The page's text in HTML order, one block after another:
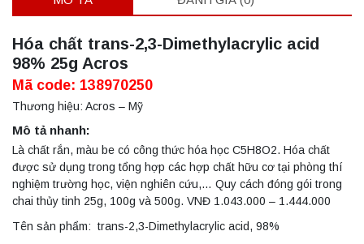
Hóa chất trans-2,3-Dimethylacrylic acid
98% 25g Acros
Mã code: 138970250
Thương hiệu: Acros – Mỹ
Mô tả nhanh:
Là chất rắn, màu be có công thức hóa học C5H8O2. Hóa chất
được sử dụng trong tổng hợp các hợp chất hữu cơ tại phòng thí
nghiệm trường học, viện nghiên cứu,… Quy cách đóng gói trong
chai thủy tinh 25g, 100g và 500g. VNĐ 1.043.000 – 1.444.000
Tên sản phẩm: trans-2,3-Dimethylacrylic acid, 98%